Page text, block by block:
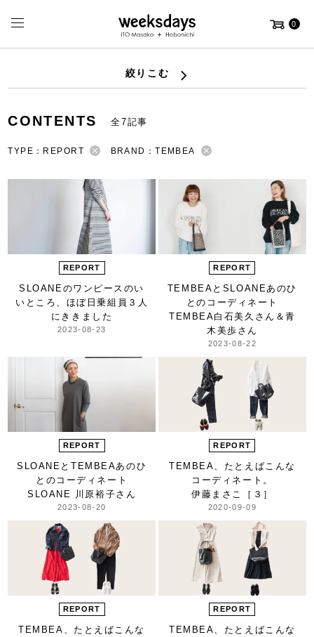
0
絞りこむ
CONTENTS 全7記事
TYPE：REPORT BRAND：TEMBEA
REPORT
SLOANEのワンピースのい
いところ、 ほぼ日乗組員３人
にききました
2023-08-23
REPORT
TEMBEAとSLOANE あのひ
との コーディネート
TEMBEA白石美久さん＆青
木美歩さん
2023-08-22
REPORT
SLOANEとTEMBEAあのひ
との コーディネート
SLOANE 川原裕子さん
2023-08-20
REPORT
TEMBEA、 たとえばこんな
コーディネート。
伊藤まさこ
［３］
2020-09-09
REPORT
TEMBEA、 たとえばこんな
REPORT
TEMBEA、 たとえばこんな